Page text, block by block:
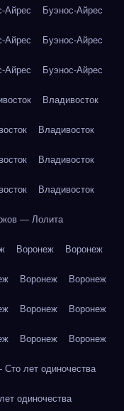
Айрес Буэнос-Айрес
Айрес Буэнос-Айрес
Айрес Буэнос-Айрес
Владивосток
Владивосток
Владивосток
Владивосток
— Лолита
Воронеж Воронеж
Воронеж Воронеж
Воронеж Воронеж
Воронеж Воронеж
лет одиночества
одиночества